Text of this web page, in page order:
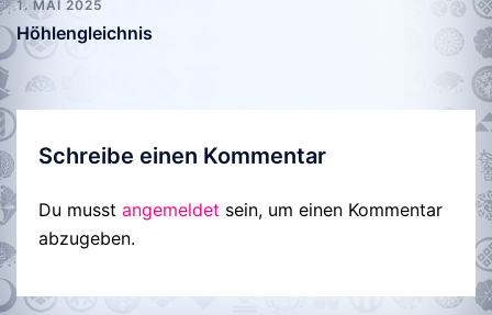
1. MAI 2025
Höhlengleichnis
Schreibe einen Kommentar
Du musst angemeldet sein, um einen Kommentar
abzugeben.